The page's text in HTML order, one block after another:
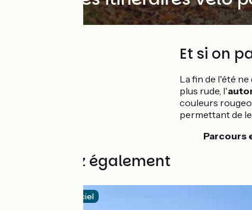
Et si on
La fin de l'été
plus rude, l'
couleurs
permettant de
Parcours
Découvrez également
Itinéraire officiel